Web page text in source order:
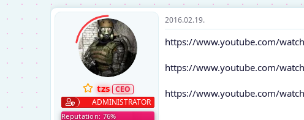
tzs
ADMINISTRATOR
Reputation: 76%
2016.02.19.
https://www.youtube.com/
https://www.youtube.com/
https://www.youtube.com/